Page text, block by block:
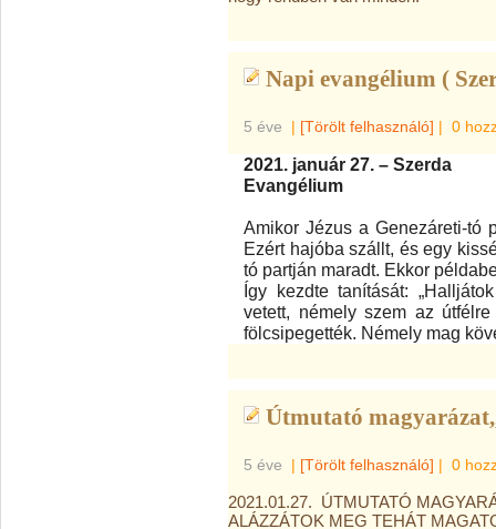
Napi evangélium (
5 éve | [Törölt felhasználó] | 0
2021. január 27. – Szerda
Evangélium
Amikor Jézus a Genezáreti-tó
Ezért hajóba szállt, és egy
tó partján maradt. Ekkor
Így kezdte tanítását:
vetett, némely szem az
fölcsipegették. Némely mag
Útmutató
5 éve | [Törölt felhasználó] | 0
2021.01.27. ÚTMUTATÓ
ALÁZZÁTOK MEG TEHÁT